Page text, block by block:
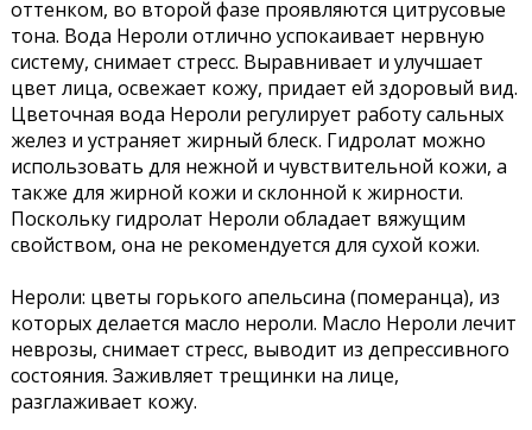
оттенком, во второй фазе проявляются цитрусовые
тона. Вода Нероли отлично успокаивает нервную
систему, снимает стресс. Выравнивает и улучшает
цвет лица, освежает кожу, придает ей здоровый вид.
Цветочная вода Нероли регулирует работу сальных
желез и устраняет жирный блеск. Гидролат можно
использовать для нежной и чувствительной кожи, а
также для жирной кожи и склонной к жирности.
Поскольку гидролат Нероли обладает вяжущим
свойством, она не рекомендуется для сухой кожи.
Нероли: цветы горького апельсина (померанца), из
которых делается масло нероли. Масло Нероли лечит
неврозы, снимает стресс, выводит из депрессивного
состояния. Заживляет трещинки на лице,
разглаживает кожу.